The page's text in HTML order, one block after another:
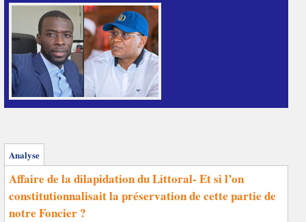
Analyse
Affaire de la dilapidation du Littoral- Et si l’on
constitutionnalisait la préservation de cette partie de
notre Foncier ?